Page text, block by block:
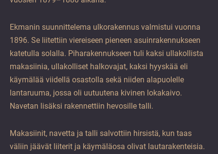
Ekmanin suunnittelema ulkorakennus valmistui vuonna
1896. Se liitettiin viereiseen pieneen asuinrakennukseen
katetulla solalla. Piharakennukseen tuli kaksi ullakollista
makasiinia, ullakolliset halkovajat, kaksi hyyskää eli
käymälää viidellä osastolla sekä niiden alapuolelle
lantaruuma, jossa oli uutuutena kivinen lokakaivo.
Navetan lisäksi rakennettiin hevosille talli.
Makasiinit, navetta ja talli salvottiin hirsistä, kun taas
väliin jäävät liiterit ja käymäläosa olivat lautarakenteisia.